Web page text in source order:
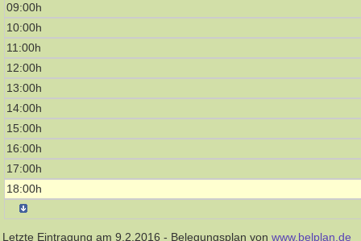
09:00h
10:00h
11:00h
12:00h
13:00h
14:00h
15:00h
16:00h
17:00h
18:00h
Letzte Eintragung am 9.2.2016 - Belegungsplan von www.belplan.de